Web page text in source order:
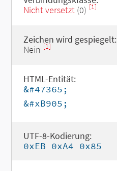
Nicht versetzt(0) [1]
Zeichen wird gespiegelt:
Nein [1]
HTML-Entität:
&#47365;
&#xB905;
UTF-8-Kodierung:
0xEB 0xA4 0x85